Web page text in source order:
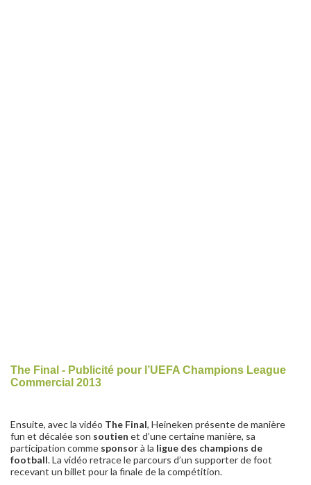
The Final - Publicité pour l’UEFA Champions League
Commercial 2013
Ensuite, avec la vidéo The Final, Heineken présente de manière
fun et décalée son soutien et d’une certaine manière, sa
participation comme sponsorà la ligue des champions de
football. La vidéo retrace le parcours d’un supporter de foot
recevant un billet pour la finale de la compétition.